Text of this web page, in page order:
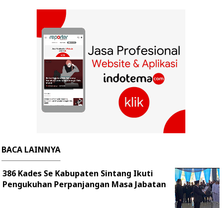
BACA LAINNYA
386 Kades Se Kabupaten Sintang Ikuti
Pengukuhan Perpanjangan Masa Jabatan